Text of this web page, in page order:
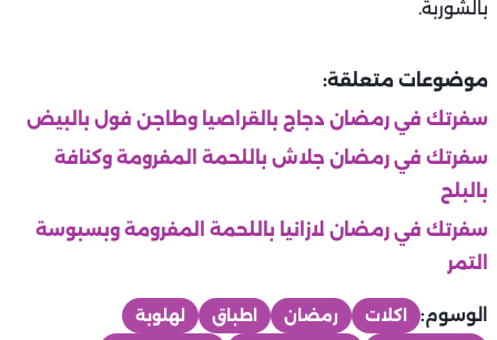
بالشوربة.
موضوعات متعلقة:
سفرتك في رمضان دجاج بالقراصيا وطاجن فول بالبيض
سفرتك في رمضان جلاش باللحمة المفرومة وكنافة
بالبلح
سفرتك في رمضان لازانيا باللحمة المفرومة وبسبوسة
التمر
الوسوم: اكلات رمضان اطباق
لهلوبة